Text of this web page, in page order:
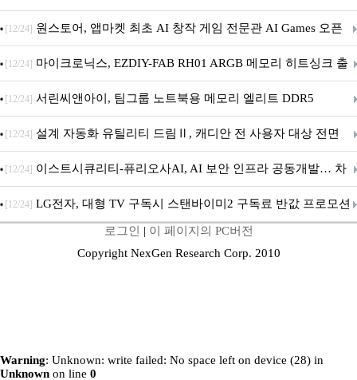
문 추가
[12/24] 원스토어, 앱마켓 최초 AI 창작 게임 전문관 AI Games 오픈
[12/24] 마이크로닉스, EZDIY-FAB RH01 ARGB 메모리 히트싱크 출
시
[12/24] 서린씨앤아이, 팀그룹 노트북용 메모리 엘리트 DDR5
5600MHz 16GB 출시
[12/24] 설계 자동화 유틸리티 드림Ⅱ, 캐디안 전 사용자 대상 전면
무상 배포
[12/24] 이스트시큐리티-퓨리오사AI, AI 보안 인프라 공동개발… 차
세대 AI 보안 플랫폼 구축
[12/24] LG전자, 대형 TV 구독시 스탠바이미2 구독료 반값 프로모션
로그인 | 이 페이지의 PC버전
Copyright NexGen Research Corp. 2010
Warning: Unknown: write failed: No space left on device (28) in
Unknown on line 0